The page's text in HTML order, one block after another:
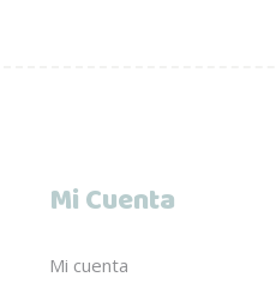
Mi Cuenta
Mi cuenta